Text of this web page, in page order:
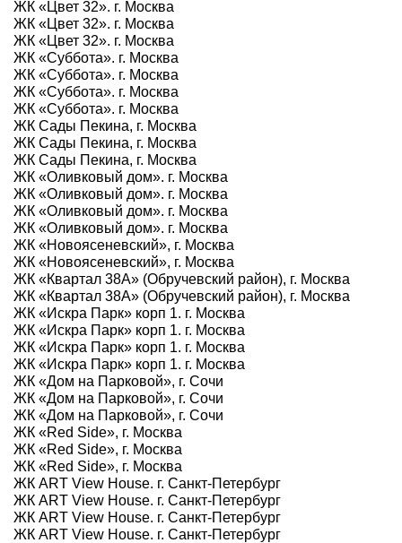
ЖК «Цвет 32». г. Москва
ЖК «Цвет 32». г. Москва
ЖК «Цвет 32». г. Москва
ЖК «Суббота». г. Москва
ЖК «Суббота». г. Москва
ЖК «Суббота». г. Москва
ЖК «Суббота». г. Москва
ЖК Сады Пекина, г. Москва
ЖК Сады Пекина, г. Москва
ЖК Сады Пекина, г. Москва
ЖК «Оливковый дом». г. Москва
ЖК «Оливковый дом». г. Москва
ЖК «Оливковый дом». г. Москва
ЖК «Оливковый дом». г. Москва
ЖК «Новоясеневский», г. Москва
ЖК «Новоясеневский», г. Москва
ЖК «Квартал 38А» (Обручевский район), г. Москва
ЖК «Квартал 38А» (Обручевский район), г. Москва
ЖК «Искра Парк» корп 1. г. Москва
ЖК «Искра Парк» корп 1. г. Москва
ЖК «Искра Парк» корп 1. г. Москва
ЖК «Искра Парк» корп 1. г. Москва
ЖК «Дом на Парковой», г. Сочи
ЖК «Дом на Парковой», г. Сочи
ЖК «Дом на Парковой», г. Сочи
ЖК «Red Side», г. Москва
ЖК «Red Side», г. Москва
ЖК «Red Side», г. Москва
ЖК ART View House. г. Санкт-Петербург
ЖК ART View House. г. Санкт-Петербург
ЖК ART View House. г. Санкт-Петербург
ЖК ART View House. г. Санкт-Петербург